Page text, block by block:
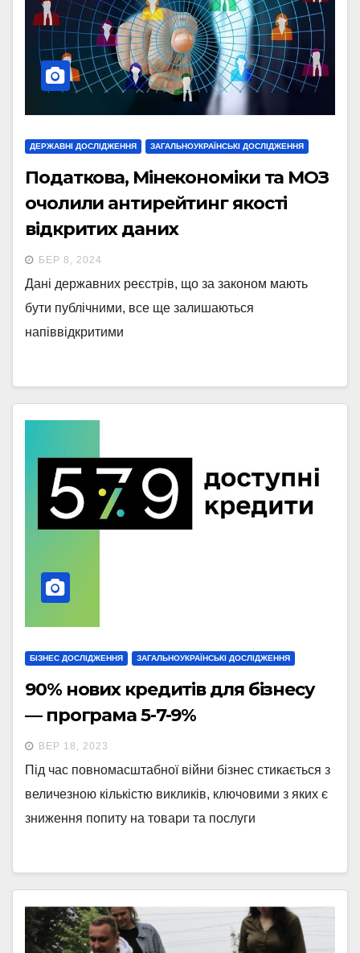
ДЕРЖАВНІ ДОСЛІДЖЕННЯ ЗАГАЛЬНОУКРАЇНСЬКІ ДОСЛІДЖЕННЯ
Податкова, Мінекономіки та МОЗ
очолили антирейтинг якості
відкритих даних
БЕР 8, 2024
Дані державних реєстрів, що за законом мають
бути публічними, все ще залишаються
напіввідкритими
БІЗНЕС ДОСЛІДЖЕННЯ ЗАГАЛЬНОУКРАЇНСЬКІ ДОСЛІДЖЕННЯ
90% нових кредитів для бізнесу
— програма 5-7-9%
ВЕР 18, 2023
Під час повномасштабної війни бізнес стикається з
величезною кількістю викликів, ключовими з яких є
зниження попиту на товари та послуги